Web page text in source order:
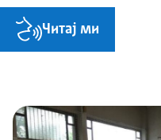
Читај ми